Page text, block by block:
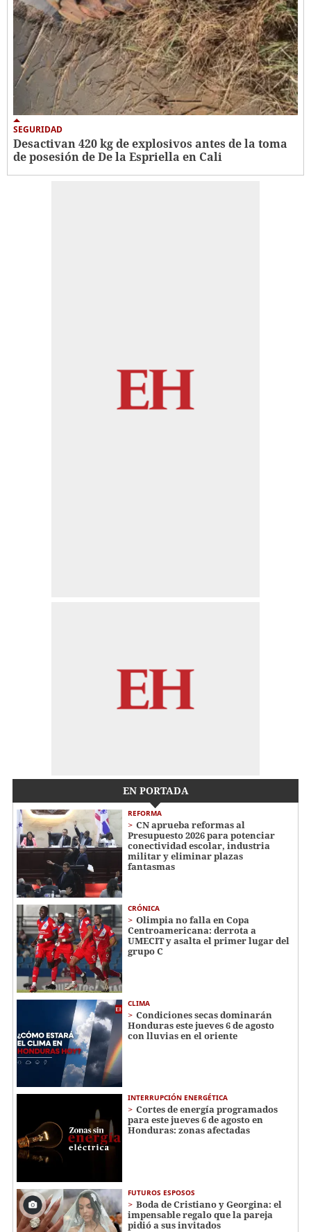
SEGURIDAD
Desactivan 420 kg de explosivos antes de la toma
de posesión de De la Espriella en Cali
EN PORTADA
REFORMA
CN aprueba reformas al
Presupuesto 2026 para potenciar
conectividad escolar, industria
militar y eliminar plazas
fantasmas
CRÓNICA
Olimpia no falla en Copa
Centroamericana: derrota a
UMECIT y asalta el primer lugar del
grupo C
CLIMA
Condiciones secas dominarán
Honduras este jueves 6 de agosto
con lluvias en el oriente
INTERRUPCIÓN ENERGÉTICA
Cortes de energía programados
para este jueves 6 de agosto en
Honduras: zonas afectadas
FUTUROS ESPOSOS
Boda de Cristiano y Georgina: el
impensable regalo que la pareja
pidió a sus invitados